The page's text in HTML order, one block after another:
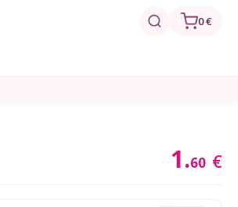
0 €
1.60 €